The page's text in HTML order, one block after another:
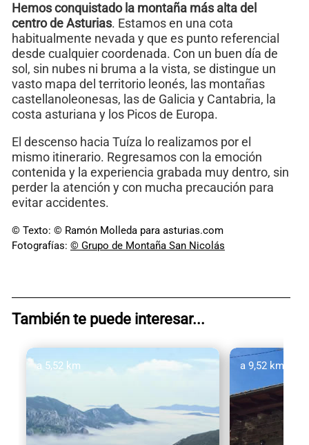
Hemos conquistado la montaña más alta del
centro de Asturias. Estamos en una cota
habitualmente nevada y que es punto referencial
desde cualquier coordenada. Con un buen día de
sol, sin nubes ni bruma a la vista, se distingue un
vasto mapa del territorio leonés, las montañas
castellanoleonesas, las de Galicia y Cantabria, la
costa asturiana y los Picos de Europa.
El descenso hacia Tuíza lo realizamos por el
mismo itinerario. Regresamos con la emoción
contenida y la experiencia grabada muy dentro, sin
perder la atención y con mucha precaución para
evitar accidentes.
© Texto: © Ramón Molleda para asturias.com
Fotografías: © Grupo de Montaña San Nicolás
También te puede interesar...
a 5,52 km a 9,52 km